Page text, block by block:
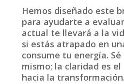
Hemos diseñado este
para ayudarte a
actual te llevará a la
si estás atrapado en
consume tu energía.
mismo; la claridad es
hacia la transformación.